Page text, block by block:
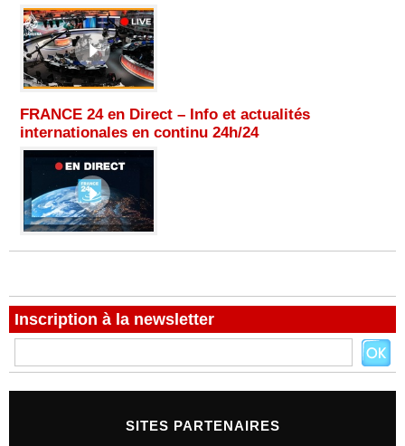
FRANCE 24 en Direct – Info et actualités
internationales en continu 24h/24
Inscription à la newsletter
SITES PARTENAIRES